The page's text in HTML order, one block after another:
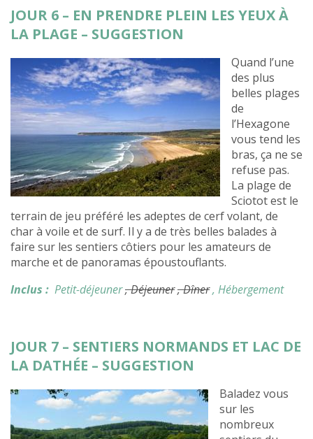
JOUR 6 – EN PRENDRE PLEIN LES YEUX À
LA PLAGE – SUGGESTION
Quand l’une
des plus
belles plages
de
l’Hexagone
vous tend les
bras, ça ne se
refuse pas.
La plage de
Sciotot est le
terrain de jeu préféré les adeptes de cerf volant, de
char à voile et de surf. Il y a de très belles balades à
faire sur les sentiers côtiers pour les amateurs de
marche et de panoramas époustouflants.
Inclus : Petit-déjeuner, Déjeuner, Dîner, Hébergement
JOUR 7 – SENTIERS NORMANDS ET LAC DE
LA DATHÉE – SUGGESTION
Baladez vous
sur les
nombreux